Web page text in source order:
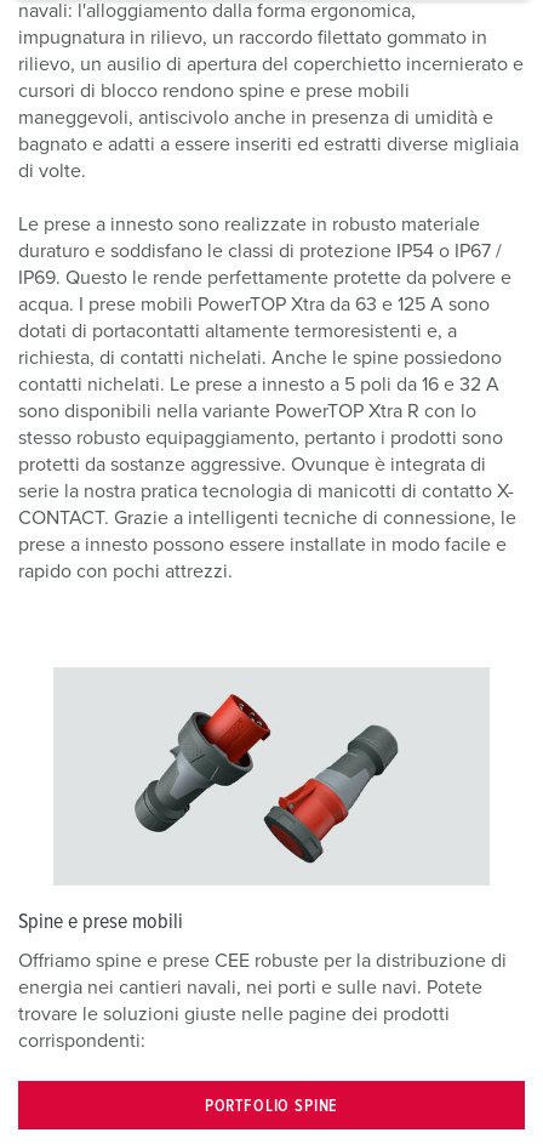
a
h
l
navali: l'alloggiamento dalla forma ergonomica,
impugnatura in rilievo, un raccordo filettato gommato in
rilievo, un ausilio di apertura del coperchietto incernierato e
cursori di blocco rendono spine e prese mobili
maneggevoli, antiscivolo anche in presenza di umidità e
bagnato e adatti a essere inseriti ed estratti diverse migliaia
di volte.
Le prese a innesto sono realizzate in robusto materiale
duraturo e soddisfano le classi di protezione IP54 o IP67 /
IP69. Questo le rende perfettamente protette da polvere e
acqua. I prese mobili PowerTOP Xtra da 63 e 125 A sono
dotati di portacontatti altamente termoresistenti e, a
richiesta, di contatti nichelati. Anche le spine possiedono
contatti nichelati. Le prese a innesto a 5 poli da 16 e 32 A
sono disponibili nella variante PowerTOP Xtra R con lo
stesso robusto equipaggiamento, pertanto i prodotti sono
protetti da sostanze aggressive. Ovunque è integrata di
serie la nostra pratica tecnologia di manicotti di contatto X-
CONTACT. Grazie a intelligenti tecniche di connessione, le
prese a innesto possono essere installate in modo facile e
rapido con pochi attrezzi.
Spine e prese mobili
Offriamo spine e prese CEE robuste per la distribuzione di
energia nei cantieri navali, nei porti e sulle navi. Potete
trovare le soluzioni giuste nelle pagine dei prodotti
corrispondenti:
PORTFOLIO SPINE